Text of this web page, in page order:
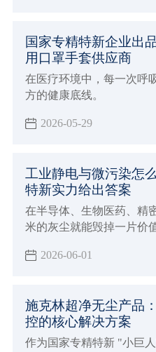
国家专精特新企业出
用口罩手套供应商
在医疗环境中，每一次呼
方的健康底线。
2026-05-29
工业静电与微污染怎
特新实力给出答案
在半导体、生物医药、精
米的灰尘就能毁掉一片价
显示，每年因静电和微污
2026-06-01
施克林超净无尘产品
控的核心解决方案
作为国家专精特新 "小巨